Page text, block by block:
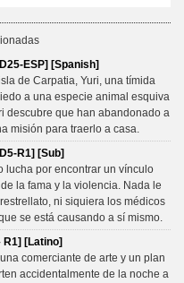
ESP] [Spanish]
de Carpatia, Yuri, una tímida
a una especie animal esquiva
descubre que han abandonado a
misión para traerlo a casa.
R1] [Sub]
lucha por encontrar un vínculo
la fama y la violencia. Nada le
ni siquiera los médicos
se está causando a sí mismo.
R1] [Latino]
comerciante de arte y un plan
accidentalmente de la noche a